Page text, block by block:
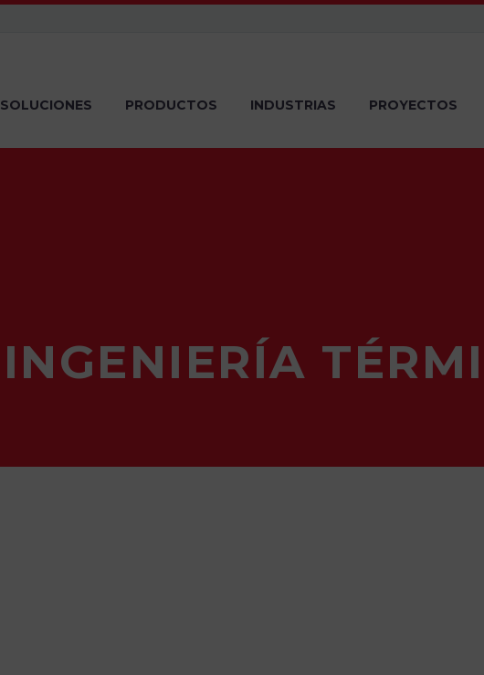
SOLUCIONES PRODUCTOS INDUSTRIAS PROYECTOS
INGENIERÍA